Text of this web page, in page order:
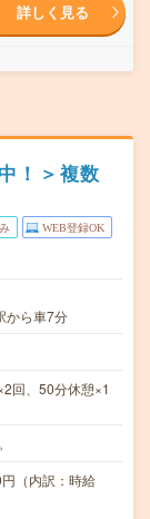
詳しく見る
！＞複数
WEB登録OK
から車7分
回、50分休憩×1
（内訳：時給